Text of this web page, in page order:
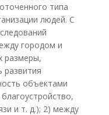
типа
людей. С
городом и
размеры,
развития
объектами
и т. д.); 2) между